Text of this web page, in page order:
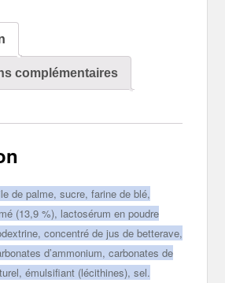
complémentaires
de palme, sucre, farine de blé,
(13,9 %), lactosérum en poudre
concentré de jus de betterave,
d’ammonium, carbonates de
émulsifiant (lécithines), sel.